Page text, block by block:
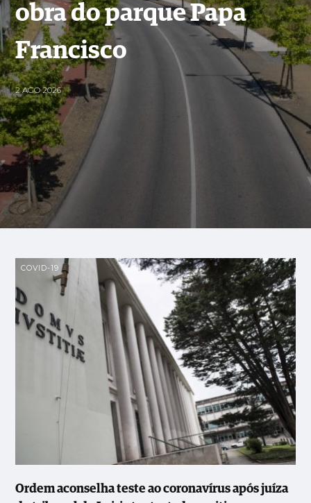
obra do parque Papa
Francisco
2 AGO 2026
COVID-19
Ordem aconselha teste ao coronavírus após juíza